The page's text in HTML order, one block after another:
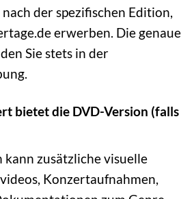
der spezifischen Edition,
erwerben. Die genaue
Sie stets in der
bietet die DVD-Version (falls
kann zusätzliche visuelle
Konzertaufnahmen,